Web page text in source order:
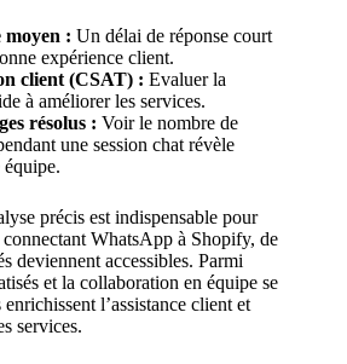
moyen : Un délai de réponse court
expérience client.
client (CSAT) : Evaluer la
à améliorer les services.
résolus : Voir le nombre de
une session chat révèle
précis est indispensable pour
WhatsApp à Shopify, de
deviennent accessibles. Parmi
et la collaboration en équipe se
l’assistance client et
services.